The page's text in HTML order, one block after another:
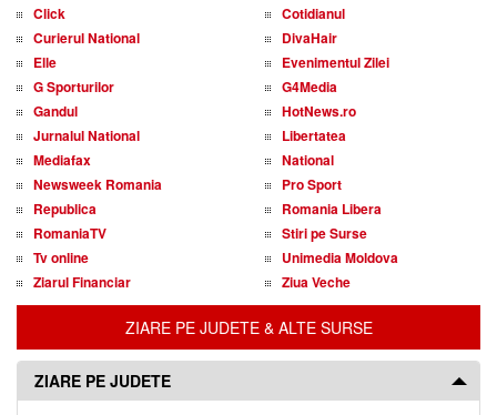
Click
Cotidianul
Curierul National
DivaHair
Elle
Evenimentul Zilei
G Sporturilor
G4Media
Gandul
HotNews.ro
Jurnalul National
Libertatea
Mediafax
National
Newsweek Romania
Pro Sport
Republica
Romania Libera
RomaniaTV
Stiri pe Surse
Tv online
Unimedia Moldova
Ziarul Financiar
Ziua Veche
ZIARE PE JUDETE & ALTE SURSE
ZIARE PE JUDETE